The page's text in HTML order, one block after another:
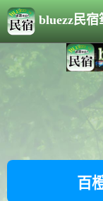
bluezz民宿
百